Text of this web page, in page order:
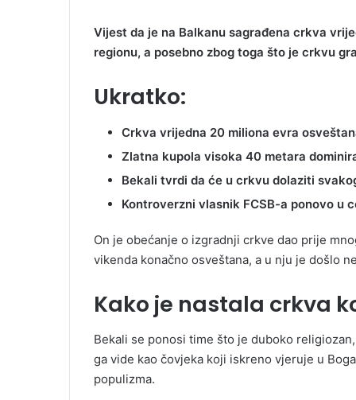
Vijest da je na Balkanu sagrađena crkva
regionu, a posebno zbog toga što je crkvu
Ukratko:
Crkva vrijedna 20 miliona evra
Zlatna kupola visoka 40 metara
Bekali tvrdi da će u crkvu dolaziti
Kontroverzni vlasnik FCSB-a ponovo u
On je obećanje o izgradnji crkve dao prije
vikenda konačno osveštana, a u nju je došlo
Kako je nastala crkva
Bekali se ponosi time što je duboko
ga vide kao čovjeka koji iskreno vjeruje u
populizma.